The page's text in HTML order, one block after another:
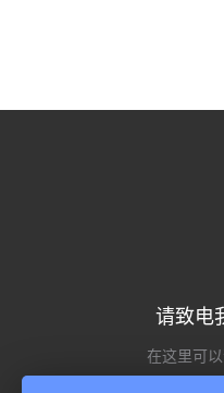
请致电
在这里可